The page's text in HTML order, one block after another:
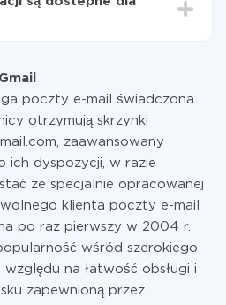
która faktycznie jest
z Twoich systemów do
się na płatną. Więcej
poczty e-mail świadczona
otrzymują skrzynki
zaawansowany
ich dyspozycji, w razie
ze specjalnie opracowanej
klienta poczty e-mail
po raz pierwszy w 2004 r.
wśród szerokiego
na łatwość obsługi i
zapewnioną przez